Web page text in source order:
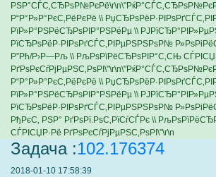
Р“Р°Р»Р°РєС‚РёРєРё \\
РїР»Р°РЅРёСЂРѕРІР°РЅРёРµ \\
РїСЂРѕРёР·РІРѕРґСЃС‚РІРµРЅРЅРѕР№
Р”Рћ/Р›Р—Рљ \\ РљРѕРїРёСЂРѕРІР°С‚СЊ
Р“Р°Р»Р°РєС‚РёРєРё \\
РїР»Р°РЅРёСЂРѕРІР°РЅРёРµ \\
РїСЂРѕРёР·РІРѕРґСЃС‚РІРµРЅРЅРѕР№
РђРєС‚ РЅР° РґРѕРї.РѕС‚РїСѓСЃРє \\
СЃРІСЏР·Рё РґРѕРєСѓРјРµРЅС‚РѕРІ\"\r\n
Задача :102.176374
2018-01-10 17:58:39